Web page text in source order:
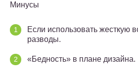
Минусы
Если использовать жесткую
разводы.
«Бедность» в плане дизайна.